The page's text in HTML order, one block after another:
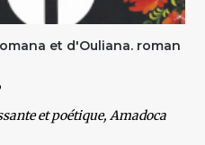
et d'Ouliana. roman
et poétique, Amadoca